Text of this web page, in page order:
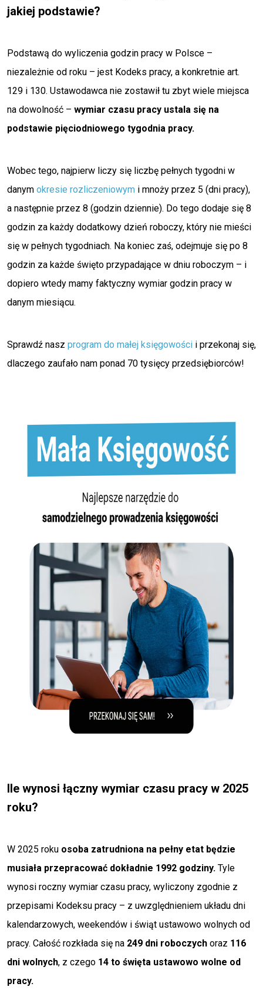
jakiej podstawie?
Podstawą do wyliczenia godzin pracy w Polsce –
niezależnie od roku – jest Kodeks pracy, a konkretnie art.
129 i 130. Ustawodawca nie zostawił tu zbyt wiele miejsca
na dowolność – wymiar czasu pracy ustala się na
podstawie pięciodniowego tygodnia pracy.
Wobec tego, najpierw liczy się liczbę pełnych tygodni w
danym okresie rozliczeniowym i mnoży przez 5 (dni pracy),
a następnie przez 8 (godzin dziennie). Do tego dodaje się 8
godzin za każdy dodatkowy dzień roboczy, który nie mieści
się w pełnych tygodniach. Na koniec zaś, odejmuje się po 8
godzin za każde święto przypadające w dniu roboczym – i
dopiero wtedy mamy faktyczny wymiar godzin pracy w
danym miesiącu.
Sprawdź nasz program do małej księgowości i przekonaj się,
dlaczego zaufało nam ponad 70 tysięcy przedsiębiorców!
Ile wynosi łączny wymiar czasu pracy w 2025
roku?
W 2025 roku osoba zatrudniona na pełny etat będzie
musiała przepracować dokładnie 1992 godziny. Tyle
wynosi roczny wymiar czasu pracy, wyliczony zgodnie z
przepisami Kodeksu pracy – z uwzględnieniem układu dni
kalendarzowych, weekendów i świąt ustawowo wolnych od
pracy. Całość rozkłada się na 249 dni roboczych oraz 116
dni wolnych, z czego 14 to święta ustawowo wolne od
pracy.